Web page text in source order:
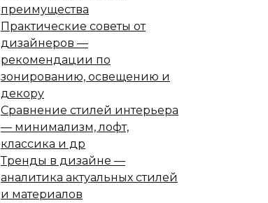
преимущества
Практические советы от
дизайнеров —
рекомендации по
зонированию, освещению и
декору
Сравнение стилей интерьера
— минимализм, лофт,
классика и др
Тренды в дизайне —
аналитика актуальных стилей
и материалов